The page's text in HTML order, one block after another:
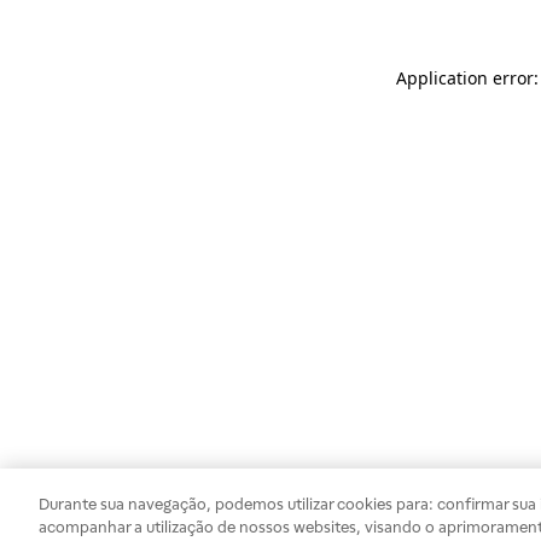
Application
Durante sua navegação, podemos utilizar cookies para: confirmar
acompanhar a utilização de nossos websites, visando o